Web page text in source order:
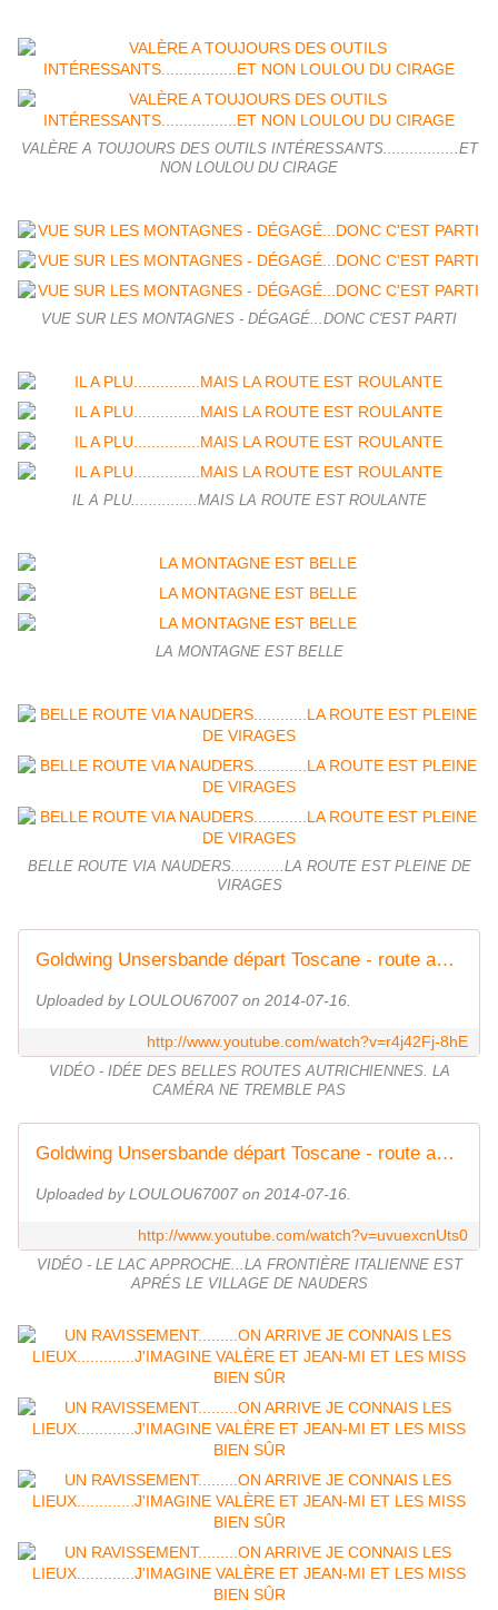
VALÈRE A TOUJOURS DES OUTILS INTÉRESSANTS.................ET
NON LOULOU DU CIRAGE
VUE SUR LES MONTAGNES - DÉGAGÉ...DONC C'EST PARTI
IL A PLU...............MAIS LA ROUTE EST ROULANTE
LA MONTAGNE EST BELLE
BELLE ROUTE VIA NAUDERS............LA ROUTE EST PLEINE DE
VIRAGES
Goldwing Unsersbande départ Toscane - route autriche vers le stelvio
Uploaded by LOULOU67007 on 2014-07-16.
http://www.youtube.com/watch?v=r4j42Fj-8hE
VIDÉO - IDÉE DES BELLES ROUTES AUTRICHIENNES. LA
CAMÉRA NE TREMBLE PAS
Goldwing Unsersbande départ Toscane - route autrichienne de Nauders au Stelvio
Uploaded by LOULOU67007 on 2014-07-16.
http://www.youtube.com/watch?v=uvuexcnUts0
VIDÉO - LE LAC APPROCHE...LA FRONTIÈRE ITALIENNE EST
APRÉS LE VILLAGE DE NAUDERS